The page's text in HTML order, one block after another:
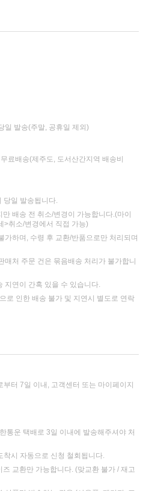
일 발송(주말, 공휴일 제외)
료배송(제주도, 도서산간지역 배송비
당일 발송됩니다.
배송 전 취소/변경이 가능합니다.(마이
>취소/변경에서 직접 가능)
가하며, 수령 후 교환/반품으로만 처리되며
매처 주문 건은 묶음배송 처리가 불가합니
지연이 간혹 있을 수 있습니다.
로 인한 배송 불가 및 지연시 별도로 연락
터 7일 이내, 고객센터 또는 마이페이지
통운 택배로 3일 이내에 발송해주셔야 처
시 자동으로 신청 철회됩니다.
교환만 가능합니다. (맞교환 불가 / 재고